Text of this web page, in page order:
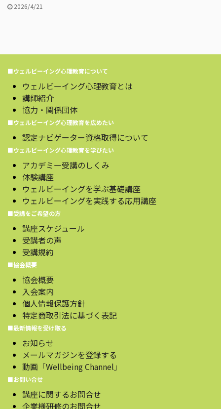
2026/4/21
■ウェルビーイング心理教育について
ウェルビーイング心理教育とは
講師紹介
協力・関係団体
■ウェルビーイング心理教育を広めたい
認定ナビゲーター資格取得について
■ウェルビーイング心理教育を学びたい
アカデミー受講のしくみ
体験講座
ウェルビーイングを学ぶ基礎講座
ウェルビーイングを実践する応用講座
■受講をご希望の方
講座スケジュール
受講者の声
受講規約
■協会概要
協会概要
入会案内
個人情報保護方針
特定商取引法に基づく表記
■最新情報を受け取る
お知らせ
メールマガジンを登録する
動画「Wellbeing Channel」
■お問い合せ
講座に関するお問合せ
企業様研修のお問合せ